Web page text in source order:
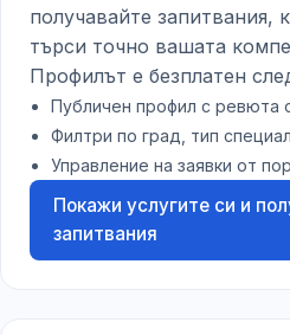
получавайте запитвания,
търси точно вашата
Профилът е безплатен
Публичен профил с ревюта
Филтри по град, тип
Управление на заявки от
Покажи услугите си и
запитвания